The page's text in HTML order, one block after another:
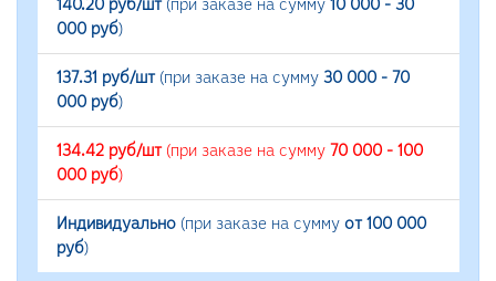
140.20 руб/шт(при заказе на сумму 10 000 - 30
000 руб)
137.31 руб/шт(при заказе на сумму 30 000 - 70
000 руб)
134.42 руб/шт(при заказе на сумму 70 000 - 100
000 руб)
Индивидуально (при заказе на сумму от 100 000
руб)